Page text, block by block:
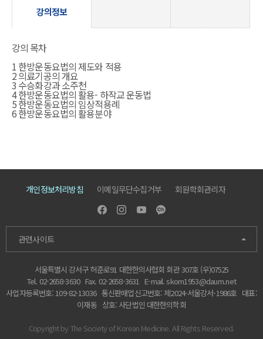
강의정보
강의 목차
1 한방운동요법의 제도와 적용
2 의료기공의 개요
3 수승화강과 소주천
4 한방운동요법의 활용- 하작교 운동법
5 한방운동요법의 임상적용례
6 한방운동요법의 활용분야
개인정보처리방침 이메일무단수집거부 회원학회관리자
관련사이트
서울특별시 강서구 허준로91 대한한의사협회 회관 307호 (우)07525
Tel. 02-2658-3630 Fax. 02-2658-3631 E-mail. skom1953@daum.net
사업자등록번호: 109-82-13036 통신판매업신고번호: 제2024-서울강서-1986호 대표:
이재동 상호: 사단법인 대한한의학회
Copyright by The Society of Korean Medicine. All Rights Reserved.